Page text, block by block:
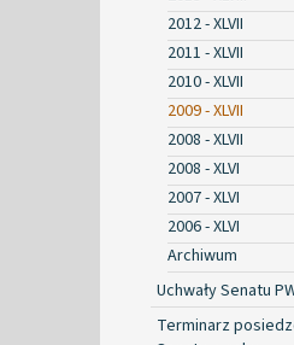
2012 - XLVII
2011 - XLVII
2010 - XLVII
2009 - XLVII
2008 - XLVII
2008 - XLVI
2007 - XLVI
2006 - XLVI
Archiwum
Uchwały Senatu
Terminarz